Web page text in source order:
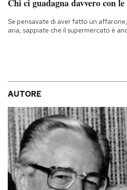
Chi ci guadagna davvero con
Se pensavate di aver fatto un
aria, sappiate che il supermercato è
AUTORE